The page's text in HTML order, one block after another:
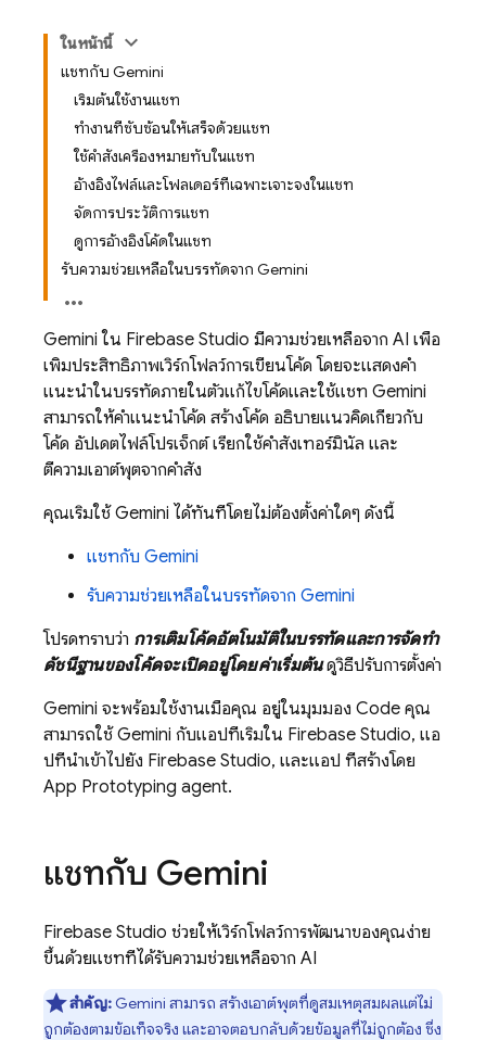
ในหน้านี้
แชทกับ Gemini
เริ่มต้นใช้งานแชท
ทำงานที่ซับซ้อนให้เสร็จด้วยแชท
ใช้คำสั่งเครื่องหมายทับในแชท
อ้างอิงไฟล์และโฟลเดอร์ที่เฉพาะเจาะจงในแชท
จัดการประวัติการแชท
ดูการอ้างอิงโค้ดในแชท
รับความช่วยเหลือในบรรทัดจาก Gemini
Gemini ใน Firebase Studio มีความช่วยเหลือจาก AI เพื่อ
เพิ่มประสิทธิภาพเวิร์กโฟลว์การเขียนโค้ด โดยจะแสดงคำ
แนะนำในบรรทัดภายในตัวแก้ไขโค้ดและใช้แชท Gemini
สามารถให้คำแนะนำโค้ด สร้างโค้ด อธิบายแนวคิดเกี่ยวกับ
โค้ด อัปเดตไฟล์โปรเจ็กต์ เรียกใช้คำสั่งเทอร์มินัล และ
ตีความเอาต์พุตจากคำสั่ง
คุณเริ่มใช้ Gemini ได้ทันทีโดยไม่ต้องตั้งค่าใดๆ ดังนี้
แชทกับ Gemini
รับความช่วยเหลือในบรรทัดจาก Gemini
โปรดทราบว่า การเติมโค้ดอัตโนมัติในบรรทัดและการจัดทำ
ดัชนีฐานของโค้ดจะเปิดอยู่โดยค่าเริ่มต้นดูวิธีปรับการตั้งค่า
Gemini จะพร้อมใช้งานเมื่อคุณ อยู่ในมุมมอง Code คุณ
สามารถใช้ Gemini กับแอปที่เริ่มใน Firebase Studio, แอ
ปที่นำเข้าไปยัง Firebase Studio, และแอป ที่สร้างโดย
App Prototyping agent.
แชทกับ Gemini
Firebase Studio ช่วยให้เวิร์กโฟลว์การพัฒนาของคุณง่าย
ขึ้นด้วยแชทที่ได้รับความช่วยเหลือจาก AI
สำคัญ: Gemini สามารถ สร้างเอาต์พุตที่ดูสมเหตุสมผลแต่ไม่
ถูกต้องตามข้อเท็จจริง และอาจตอบกลับด้วยข้อมูลที่ไม่ถูกต้อง ซึ่ง